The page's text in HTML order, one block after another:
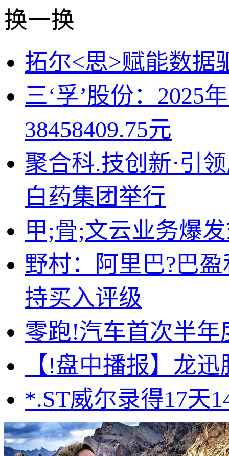
换一换
拓尔<思>赋能数据
三‘孚’股份：2025
38458409.75元
聚合科.技创新·引
白药集团举行
甲;骨;文云业务爆
野村：阿里巴?巴
持买入评级
零跑!汽车首次半年
【!盘中播报】龙
*.ST威尔录得17天